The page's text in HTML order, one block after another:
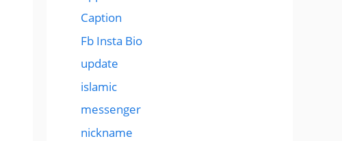
Caption
Fb Insta Bio
update
islamic
messenger
nickname